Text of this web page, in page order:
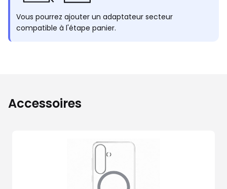
Vous pourrez ajouter un adaptateur secteur
compatible à l'étape panier.
Accessoires